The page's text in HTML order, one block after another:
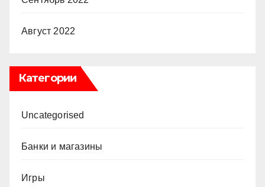
Август 2022
Категории
Uncategorised
Банки и магазины
Игры